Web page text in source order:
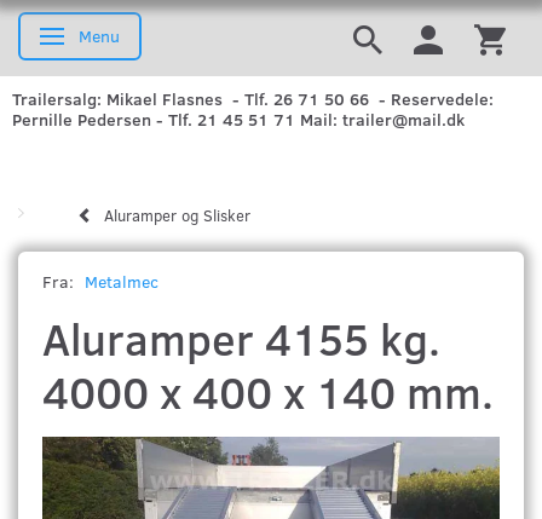
Skifte navigation
Menu
Trailersalg: Mikael Flasnes - Tlf. 26 71 50 66 - Reservedele:
Pernille Pedersen - Tlf. 21 45 51 71 Mail: trailer@mail.dk
Aluramper og Slisker
Fra: Metalmec
Aluramper 4155 kg.
4000 x 400 x 140 mm.